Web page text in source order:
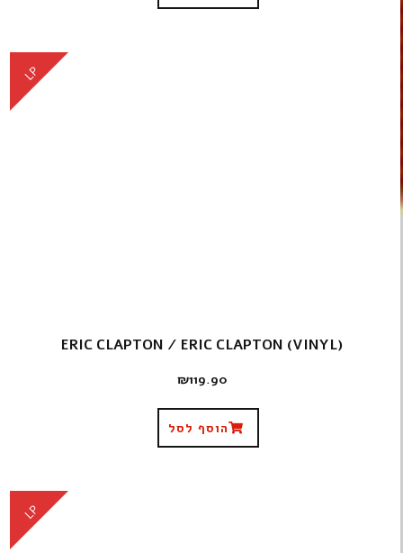
LP
ERIC CLAPTON ‎/ ERIC CLAPTON (VINYL)
₪119.90
הוסף לסל
LP